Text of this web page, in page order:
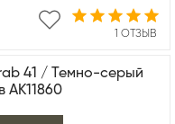
1 ОТЗЫВ
41 / Темно-серый
AK11860